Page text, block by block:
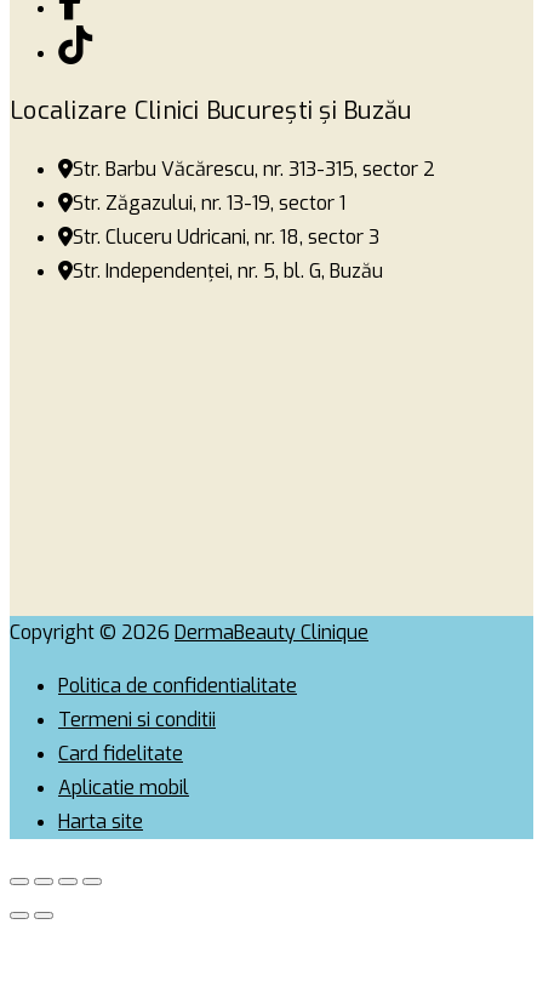
Localizare Clinici București și Buzău
Str. Barbu Văcărescu, nr. 313-315, sector 2
Str. Zăgazului, nr. 13-19, sector 1
Str. Cluceru Udricani, nr. 18, sector 3
Str. Independenței, nr. 5, bl. G, Buzău
Copyright © 2026 DermaBeauty Clinique
Politica de confidentialitate
Termeni si conditii
Card fidelitate
Aplicatie mobil
Harta site